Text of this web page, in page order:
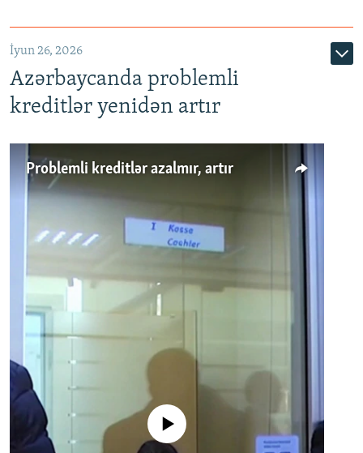
720p 1080p
İyun 26, 2026
Azərbaycanda problemli
kreditlər yenidən artır
Problemli kreditlər azalmır, artır
No media source currently available